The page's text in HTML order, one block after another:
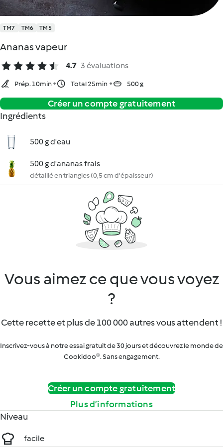
TM7 TM6 TM5
Ananas vapeur
4.7 3 évaluations
Prép. 10min Total 25min 500 g
Créer un compte gratuitement
Ingrédients
500 g d'eau
500 g d'ananas frais
détaillé en triangles (0,5 cm d'épaisseur)
Vous aimez ce que vous voyez
?
Cette recette et plus de 100 000 autres vous attendent !
Inscrivez-vous à notre essai gratuit de 30 jours et découvrez le monde de
Cookidoo®. Sans engagement.
Créer un compte gratuitement
Plus d’informations
Niveau
facile